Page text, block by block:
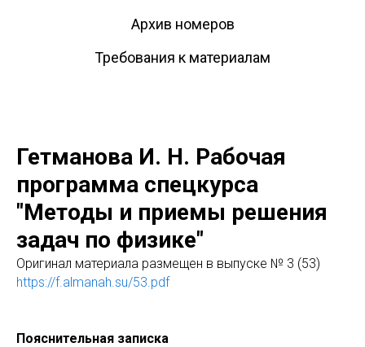
Архив номеров
Требования к материалам
Гетманова И. Н. Рабочая
программа спецкурса
"Методы и приемы решения
задач по физике"
Оригинaл материала размещен в выпуске № 3 (53)
https://f.almanah.su/53.pdf
Пояснительная записка